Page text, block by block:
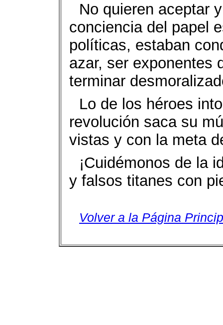
No quieren aceptar
conciencia del papel
políticas, estaban
azar, ser exponentes
terminar
Lo de los héroes
revolución saca su
vistas y con la meta
¡Cuidémonos de la
y falsos titanes con
Volver a la Página